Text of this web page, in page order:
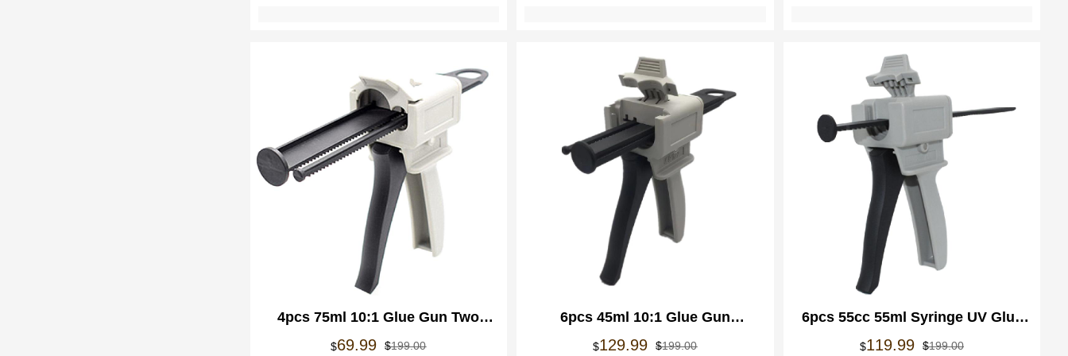
4pcs 75ml 10:1 Glue Gun Two
Component Glue Caulking Gun
$199.00Le
$69.99
Le
6pcs 45ml 10:1 Glue Gun
Adhensives Applicator Dispensing
$199.00Le
$129.99
Le
6pcs 55cc 55ml Syringe UV Glue
Dispensing Gun Manual Applicator
$199.00Le
$119.99
Le